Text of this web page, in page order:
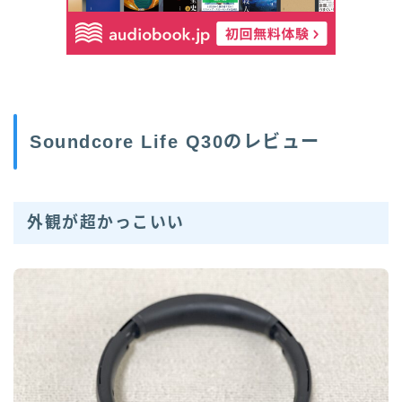
Soundcore Life Q30のレビュー
外観が超かっこいい